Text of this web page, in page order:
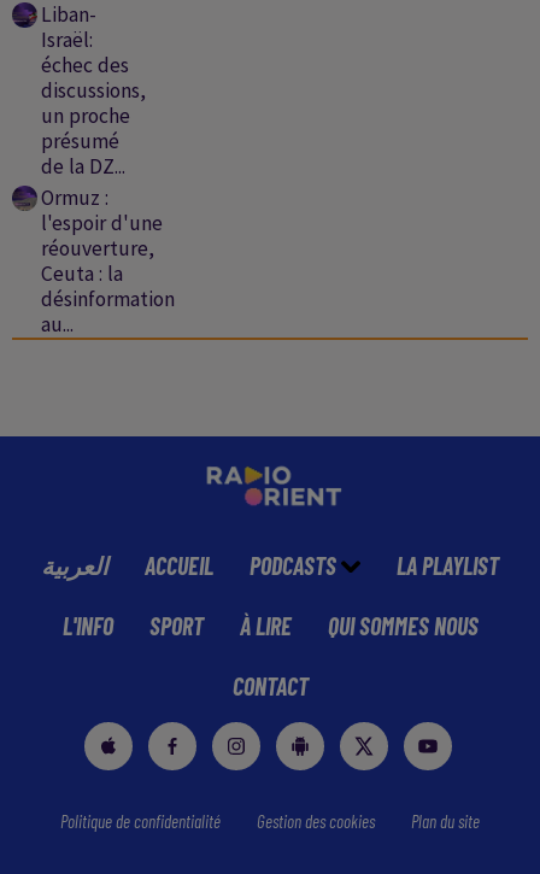
Liban-
Israël:
échec des
discussions,
un proche
présumé
de la DZ...
Ormuz :
l'espoir d'une
réouverture,
Ceuta : la
désinformation
au...
العربية ACCUEIL PODCASTS LA PLAYLIST
L'INFO SPORT À LIRE QUI SOMMES NOUS
CONTACT
Politique de confidentialité Gestion des cookies Plan du site